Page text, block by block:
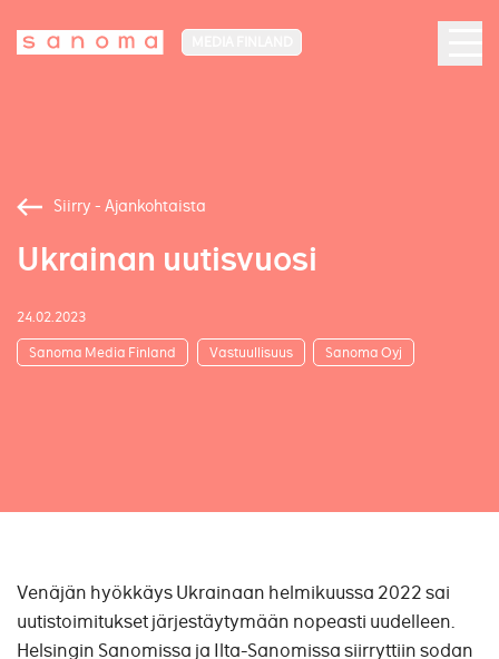
Siirry - Ajankohtaista
Ukrainan uutisvuosi
24.02.2023
Sanoma Media Finland Vastuullisuus Sanoma Oyj
Venäjän hyökkäys Ukrainaan helmikuussa 2022 sai
uutistoimitukset järjestäytymään nopeasti uudelleen.
Helsingin Sanomissa ja Ilta-Sanomissa siirryttiin sodan